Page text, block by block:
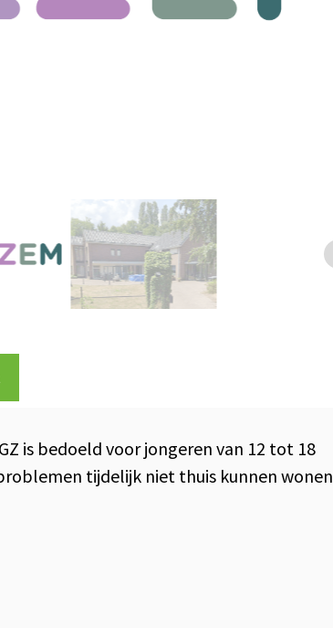
is bedoeld voor jongeren van 12 tot 18
tijdelijk niet thuis kunnen wonen